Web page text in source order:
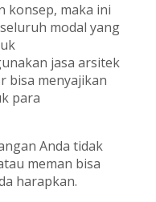
konsep, maka ini
modal yang
jasa arsitek
bisa menyajikan
para
Anda tidak
meman bisa
harapkan.